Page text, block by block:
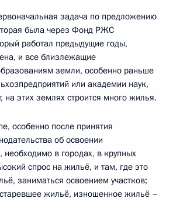
задача по предложению
была через Фонд РЖС
работал предыдущие годы,
и все близлежащие
земли, особенно раньше
или академии наук,
на этих землях строится много жилья.
особенно после принятия
об освоении
в городах, в крупных
спрос на жильё, и там, где это
заниматься освоением участков;
жильё, изношенное жильё –